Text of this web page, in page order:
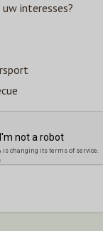
interesses?